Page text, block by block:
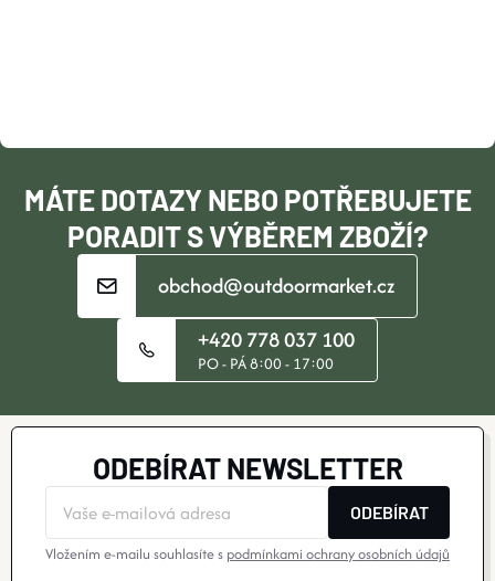
T
MÁTE DOTAZY NEBO POTŘEBUJETE
PORADIT S VÝBĚREM ZBOŽÍ?
obchod@outdoormarket.cz
+420 778 037 100
PO - PÁ 8:00 - 17:00
ODEBÍRAT NEWSLETTER
ODEBÍRAT
Vložením e-mailu souhlasíte s podmínkami ochrany osobních údajů